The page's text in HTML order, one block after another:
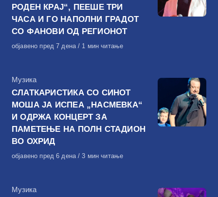
РОДЕН КРАЈ“, ПЕЕШЕ ТРИ
ЧАСА И ГО НАПОЛНИ ГРАДОТ
СО ФАНОВИ ОД РЕГИОНОТ
Објавено
објавено пред 7 дена 1 мин читање
КАтегорија
Музика
СЛАТКАРИСТИКА СО СИНОТ
МОША ЈА ИСПЕА „НАСМЕВКА“
И ОДРЖА КОНЦЕРТ ЗА
ПАМЕТЕЊЕ НА ПОЛН СТАДИОН
ВО ОХРИД
Објавено
објавено пред 6 дена 3 мин читање
КАтегорија
Музика